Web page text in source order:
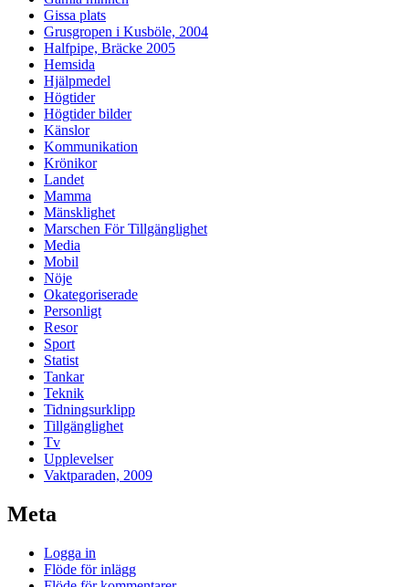
Gissa plats
Grusgropen i Kusböle, 2004
Halfpipe, Bräcke 2005
Hemsida
Hjälpmedel
Högtider
Högtider bilder
Känslor
Kommunikation
Krönikor
Landet
Mamma
Mänsklighet
Marschen För Tillgänglighet
Media
Mobil
Nöje
Okategoriserade
Personligt
Resor
Sport
Statist
Tankar
Teknik
Tidningsurklipp
Tillgänglighet
Tv
Upplevelser
Vaktparaden, 2009
Meta
Logga in
Flöde för inlägg